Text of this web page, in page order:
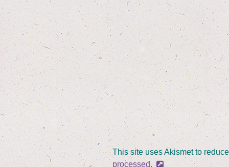
This site uses Akismet to
processed.